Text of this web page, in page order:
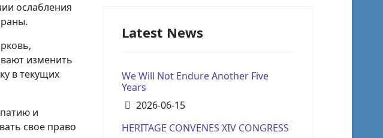
ослабления
изменить
в текущих
и
свое право
Latest News
We Will Not Endure Another Five
Years
Details
2026-06-15
HERITAGE CONVENES XIV CONGRESS